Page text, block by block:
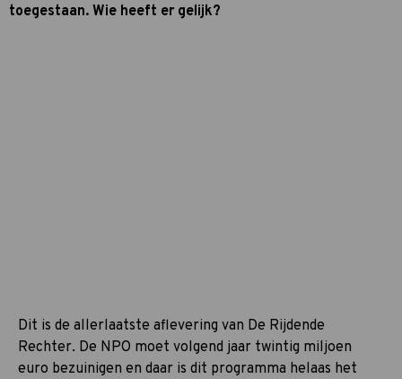
toegestaan. Wie heeft er gelijk?
Dit is de allerlaatste aflevering van De Rijdende
Rechter. De NPO moet volgend jaar twintig miljoen
euro bezuinigen en daar is dit programma helaas het